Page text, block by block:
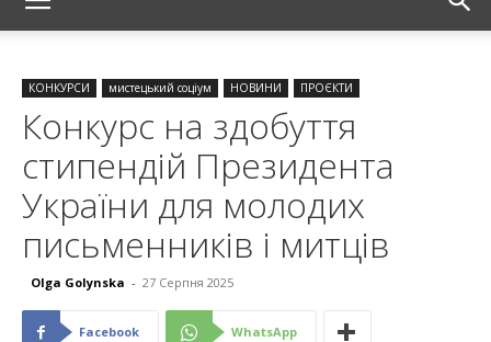
КОНКУРСИ мистецький соціум НОВИНИ ПРОЄКТИ
Конкурс на здобуття
стипендій Президента
України для молодих
письменників і митців
Olga Golynska - 27 Серпня 2025
Facebook WhatsApp